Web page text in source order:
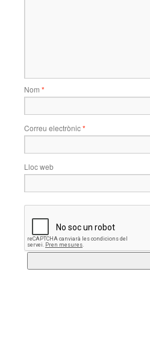
Nom *
Correu electrònic*
Lloc web